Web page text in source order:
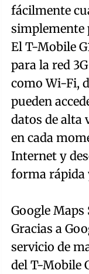
fácilmente
simplemente
El T-Mobile
para la red
como Wi-Fi,
pueden
datos de alta
en cada
Internet y
forma rápida
Google Maps
Gracias a
servicio de
del T-Mobile